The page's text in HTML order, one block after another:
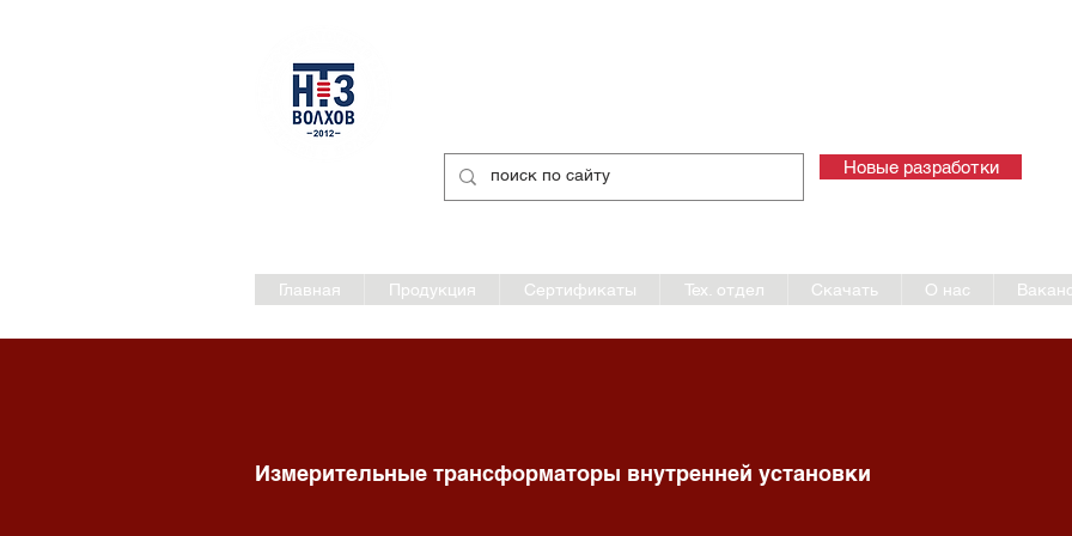
Новые разработки
Главная Продукция Сертификаты Тех. отдел Скачать О нас
Измерительные трансформаторы внутренней установки